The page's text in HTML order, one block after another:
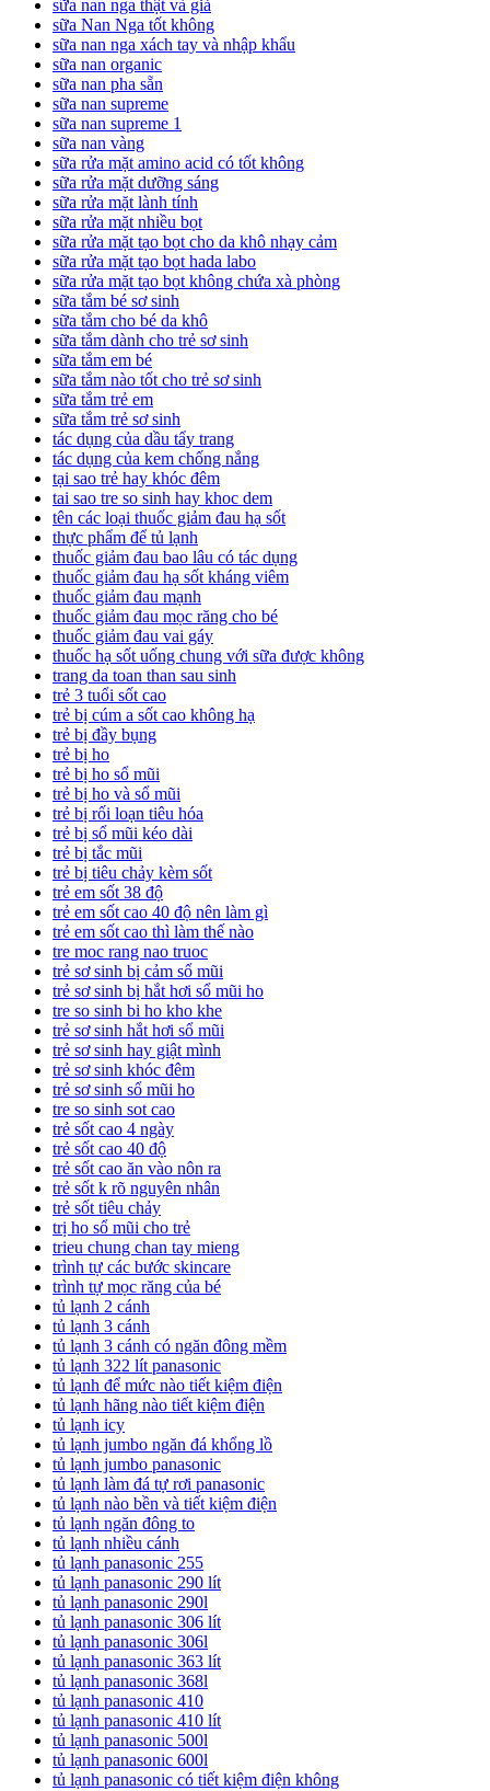
sữa nan nga thật và giả
sữa Nan Nga tốt không
sữa nan nga xách tay và nhập khẩu
sữa nan organic
sữa nan pha sẵn
sữa nan supreme
sữa nan supreme 1
sữa nan vàng
sữa rửa mặt amino acid có tốt không
sữa rửa mặt dưỡng sáng
sữa rửa mặt lành tính
sữa rửa mặt nhiều bọt
sữa rửa mặt tạo bọt cho da khô nhạy cảm
sữa rửa mặt tạo bọt hada labo
sữa rửa mặt tạo bọt không chứa xà phòng
sữa tắm bé sơ sinh
sữa tắm cho bé da khô
sữa tắm dành cho trẻ sơ sinh
sữa tắm em bé
sữa tắm nào tốt cho trẻ sơ sinh
sữa tắm trẻ em
sữa tắm trẻ sơ sinh
tác dụng của dầu tẩy trang
tác dụng của kem chống nắng
tại sao trẻ hay khóc đêm
tai sao tre so sinh hay khoc dem
tên các loại thuốc giảm đau hạ sốt
thực phẩm để tủ lạnh
thuốc giảm đau bao lâu có tác dụng
thuốc giảm đau hạ sốt kháng viêm
thuốc giảm đau mạnh
thuốc giảm đau mọc răng cho bé
thuốc giảm đau vai gáy
thuốc hạ sốt uống chung với sữa được không
trang da toan than sau sinh
trẻ 3 tuổi sốt cao
trẻ bị cúm a sốt cao không hạ
trẻ bị đầy bụng
trẻ bị ho
trẻ bị ho sổ mũi
trẻ bị ho và sổ mũi
trẻ bị rối loạn tiêu hóa
trẻ bị sổ mũi kéo dài
trẻ bị tắc mũi
trẻ bị tiêu chảy kèm sốt
trẻ em sốt 38 độ
trẻ em sốt cao 40 độ nên làm gì
trẻ em sốt cao thì làm thế nào
tre moc rang nao truoc
trẻ sơ sinh bị cảm sổ mũi
trẻ sơ sinh bị hắt hơi sổ mũi ho
tre so sinh bi ho kho khe
trẻ sơ sinh hắt hơi sổ mũi
trẻ sơ sinh hay giật mình
trẻ sơ sinh khóc đêm
trẻ sơ sinh sổ mũi ho
tre so sinh sot cao
trẻ sốt cao 4 ngày
trẻ sốt cao 40 độ
trẻ sốt cao ăn vào nôn ra
trẻ sốt k rõ nguyên nhân
trẻ sốt tiêu chảy
trị ho sổ mũi cho trẻ
trieu chung chan tay mieng
trình tự các bước skincare
trình tự mọc răng của bé
tủ lạnh 2 cánh
tủ lạnh 3 cánh
tủ lạnh 3 cánh có ngăn đông mềm
tủ lạnh 322 lít panasonic
tủ lạnh để mức nào tiết kiệm điện
tủ lạnh hãng nào tiết kiệm điện
tủ lạnh icy
tủ lạnh jumbo ngăn đá khổng lồ
tủ lạnh jumbo panasonic
tủ lạnh làm đá tự rơi panasonic
tủ lạnh nào bền và tiết kiệm điện
tủ lạnh ngăn đông to
tủ lạnh nhiều cánh
tủ lạnh panasonic 255
tủ lạnh panasonic 290 lít
tủ lạnh panasonic 290l
tủ lạnh panasonic 306 lít
tủ lạnh panasonic 306l
tủ lạnh panasonic 363 lít
tủ lạnh panasonic 368l
tủ lạnh panasonic 410
tủ lạnh panasonic 410 lít
tủ lạnh panasonic 500l
tủ lạnh panasonic 600l
tủ lạnh panasonic có tiết kiệm điện không